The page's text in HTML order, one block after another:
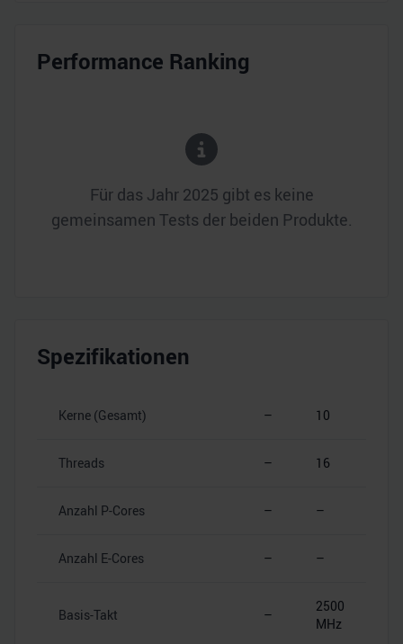
Performance Ranking
Für das Jahr 2025 gibt es keine
gemeinsamen Tests der beiden Produkte.
Spezifikationen
Kerne (Gesamt) – 10
Threads – 16
Anzahl P-Cores – –
Anzahl E-Cores – –
Basis-Takt –
2500
MHz